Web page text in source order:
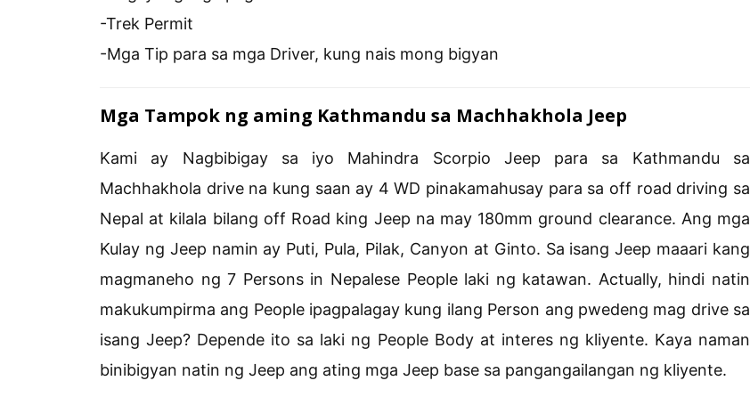
-Trek Permit
-Mga Tip para sa mga Driver, kung nais mong bigyan
Mga Tampok ng aming Kathmandu sa Machhakhola Jeep
Kami ay Nagbibigay sa iyo Mahindra Scorpio Jeep para sa Kathmandu sa
Machhakhola drive na kung saan ay 4 WD pinakamahusay para sa off road driving sa
Nepal at kilala bilang off Road king Jeep na may 180mm ground clearance. Ang mga
Kulay ng Jeep namin ay Puti, Pula, Pilak, Canyon at Ginto. Sa isang Jeep maaari kang
magmaneho ng 7 Persons in Nepalese People laki ng katawan. Actually, hindi natin
makukumpirma ang People ipagpalagay kung ilang Person ang pwedeng mag drive sa
isang Jeep? Depende ito sa laki ng People Body at interes ng kliyente. Kaya naman
binibigyan natin ng Jeep ang ating mga Jeep base sa pangangailangan ng kliyente.